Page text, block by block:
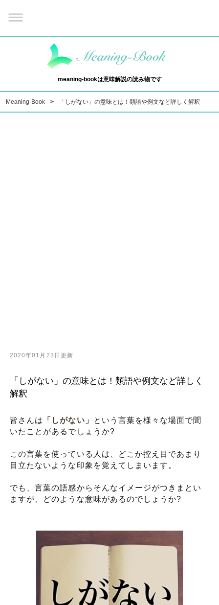
meaning-bookは意味解説の読み物です
Meaning-Book 「しがない」の意味とは！類語や例文など詳しく解釈
2020年01月23日更新
「しがない」の意味とは！類語や例文など詳しく
解釈
皆さんは 「しがない」
という言葉を様々な場面で聞
いたことがあるでしょうか?
この言葉を使っている人は、どこか控え目であまり
目立たないような印象を覚えてしまいます。
でも、言葉の語感からそんなイメージがつきまとい
ますが、どのような意味があるのでしょうか?